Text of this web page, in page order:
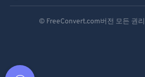
© FreeConvert.com버전 모든 권